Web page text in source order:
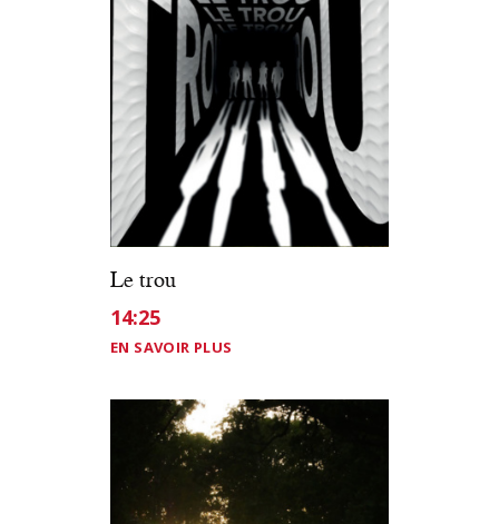
Le trou
14:25
EN SAVOIR PLUS